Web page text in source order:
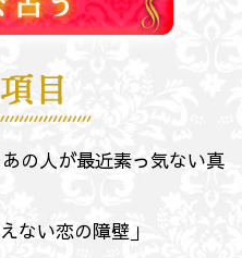
の人が最近素っ気ない真
ない恋の障壁」